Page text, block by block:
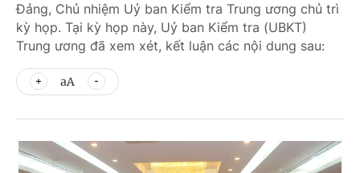
Đảng, Chủ nhiệm Uỷ ban Kiểm tra Trung ương chủ trì
kỳ họp. Tại kỳ họp này, Uỷ ban Kiểm tra (UBKT)
Trung ương đã xem xét, kết luận các nội dung sau:
aA